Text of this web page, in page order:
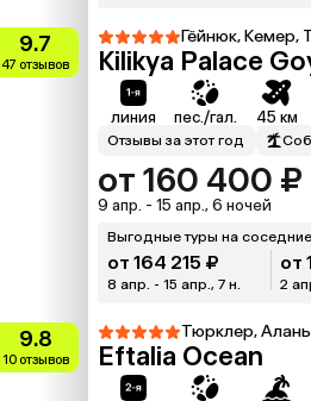
9.7
47 отзывов
Гёйнюк, Кемер,
Kilikya Palace
линия пес./гал. 45 км
Отзывы за этот год
от 160 400 ₽
9 апр. - 15 апр., 6 ночей
Выгодные туры на
от 164 215 ₽
8 апр. - 15 апр., 7 н.
от
2
9.8
10 отзывов
Тюрклер,
Eftalia Ocean